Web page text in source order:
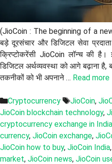
(JioCoin : The beginning of a
बड़े दूरसंचार और डिजिटल सेवा
क्रिप्टोकरेंसी JioCoin लॉन्च की
डिजिटल अर्थव्यवस्था को आगे बढ़ाना
तकनीकों को भी अपनाने … Read more
Categories
Cryptocurrency Tags
JioCoin,
JioCoin blockchain technology,
cryptocurrency exchange in India
currency, JioCoin exchange,
JioCoin how to buy, JioCoin India,
market, JioCoin news, JioCoin